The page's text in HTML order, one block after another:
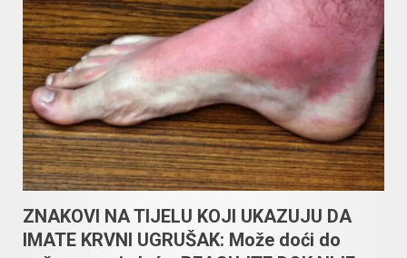
ZNAKOVI NA TIJELU KOJI UKAZUJU DA
IMATE KRVNI UGRUŠAK: Može doći do